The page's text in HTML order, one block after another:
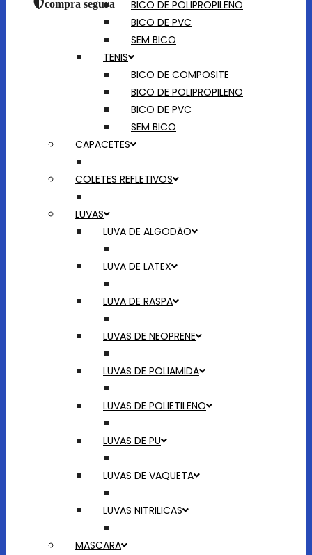
compra segura
BICO DE POLIPROPILENO
BICO DE PVC
SEM BICO
TENIS
BICO DE COMPOSITE
BICO DE POLIPROPILENO
BICO DE PVC
SEM BICO
CAPACETES
COLETES REFLETIVOS
LUVAS
LUVA DE ALGODÃO
LUVA DE LATEX
LUVA DE RASPA
LUVAS DE NEOPRENE
LUVAS DE POLIAMIDA
LUVAS DE POLIETILENO
LUVAS DE PU
LUVAS DE VAQUETA
LUVAS NITRILICAS
MASCARA